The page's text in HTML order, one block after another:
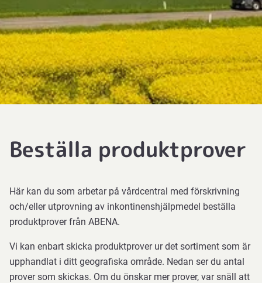
Beställa produktprover
Här kan du som arbetar på vårdcentral med förskrivning
och/eller utprovning av inkontinenshjälpmedel beställa
produktprover från ABENA.
Vi kan enbart skicka produktprover ur det sortiment som är
upphandlat i ditt geografiska område. Nedan ser du antal
prover som skickas. Om du önskar mer prover, var snäll att